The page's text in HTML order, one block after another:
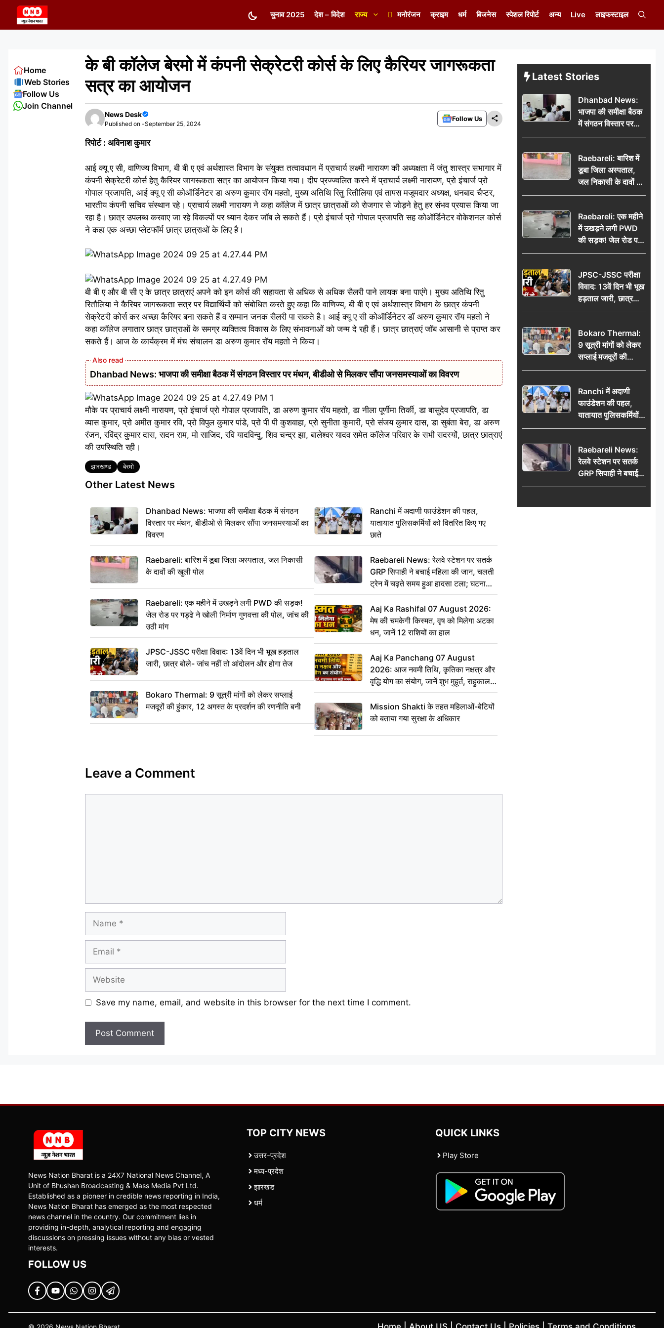
content
चुनाव 2025 देश – विदेश राज्य मनोरंजन क्राइम धर्म बिजनेस स्पेशल रिपोर्ट अन्य Live लाइफस्टाइल
के बी कॉलेज बेरमो में कंपनी सेक्रेटरी कोर्स के लिए कैरियर जागरूकता
सत्र का आयोजन
News Desk
Published on -September 25, 2024
Follow Us
रिपोर्ट : अविनाश कुमार
आई क्यू ए सी, वाणिज्य विभाग, बी बी ए एवं अर्थशास्त विभाग के संयुक्त तत्वावधान में प्राचार्य लक्ष्मी नारायण की अध्यक्षता में जंतु शास्त्र सभागार में
कंपनी सेक्रेटरी कोर्स हेतु कैरियर जागरूकता सत्र का आयोजन किया गया। दीप प्रज्ज्वलित करने में प्राचार्य लक्ष्मी नारायण, प्रो इंचार्ज प्रो
गोपाल प्रजापति, आई क्यू ए सी कोऑर्डिनेटर डा अरुण कुमार रॉय महतो, मुख्य अतिथि रितु रितौलिया एवं तापस मजूमदार अध्यक्ष, धनबाद चैप्टर,
भारतीय कंपनी सचिव संस्थान रहे। प्राचार्य लक्ष्मी नारायण ने कहा कॉलेज में छात्र छात्राओं को रोजगार से जोड़ने हेतु हर संभव प्रयास किया जा
रहा है। छात्र उपलब्ध करवाए जा रहे विकल्पों पर ध्यान देकर जॉब ले सकते हैं। प्रो इंचार्ज प्रो गोपाल प्रजापति सह कोऑर्डिनेटर वोकेशनल कोर्स
ने कहा एक अच्छा प्लेटफॉर्म छात्र छात्राओं के लिए है।
बी बी ए और बी सी ए के छात्र छात्राएं अपने को इन कोर्स की सहायता से अधिक से अधिक सैलरी पाने लायक बना पाएंगे। मुख्य अतिथि रितु
रितौलिया ने कैरियर जागरूकता सत्र पर विद्यार्थियों को संबोधित करते हुए कहा कि वाणिज्य, बी बी ए एवं अर्थशास्त्र विभाग के छात्र कंपनी
सेक्रेटरी कोर्स कर अच्छा कैरियर बना सकते हैं व सम्मान जनक सैलरी पा सकते है। आई क्यू ए सी कोऑर्डिनेटर डॉ अरुण कुमार रॉय महतो ने
कहा कॉलेज लगातार छात्र छात्राओं के समग्र व्यक्तित्व विकास के लिए संभावनाओं को जन्म दे रही हैं। छात्र छात्राएं जॉब आसानी से प्राप्त कर
सकते हैं। आज के कार्यक्रम में मंच संचालन डा अरुण कुमार रॉय महतो ने किया।
Dhanbad News: भाजपा की समीक्षा बैठक में संगठन विस्तार पर मंथन, बीडीओ से मिलकर सौंपा जनसमस्याओं का विवरण
मौके पर प्राचार्य लक्ष्मी नारायण, प्रो इंचार्ज प्रो गोपाल प्रजापति, डा अरुण कुमार रॉय महतो, डा नीला पूर्णीमा तिर्की, डा बासुदेव प्रजापति, डा
व्यास कुमार, प्रो अमीत कुमार रवि, प्रो विपुल कुमार पांडे, प्रो पी पी कुशवाहा, प्रो सुनीता कुमारी, प्रो संजय कुमार दास, डा सुबंता बेरा, डा अरुण
रंजन, रविंद्र कुमार दास, सदन राम, मो साजिद, रवि यादविन्दु, शिव चन्द्र झा, बालेश्वर यादव समेत कॉलेज परिवार के सभी सदस्यों, छात्र छात्राएं
की उपस्थिति रही।
Tags
झारखण्ड बेरमो
Other Latest News
Dhanbad News: भाजपा की समीक्षा बैठक में संगठन
विस्तार पर मंथन, बीडीओ से मिलकर सौंपा जनसमस्याओं का
विवरण
Raebareli: बारिश में डूबा जिला अस्पताल, जल निकासी
के दावों की खुली पोल
Raebareli: एक महीने में उखड़ने लगी PWD की सड़क!
जेल रोड पर गड्ढे ने खोली निर्माण गुणवत्ता की पोल, जांच की
उठी मांग
JPSC-JSSC परीक्षा विवाद: 13वें दिन भी भूख हड़ताल
जारी, छात्र बोले- जांच नहीं तो आंदोलन और होगा तेज
Bokaro Thermal: 9 सूत्री मांगों को लेकर सप्लाई
मजदूरों की हुंकार, 12 अगस्त के प्रदर्शन की रणनीति बनी
Ranchi में अदाणी फाउंडेशन की पहल,
यातायात पुलिसकर्मियों को वितरित किए गए
छाते
Raebareli News: रेलवे स्टेशन पर सतर्क
GRP सिपाही ने बचाई महिला की जान, चलती
ट्रेन में चढ़ते समय हुआ हादसा टला; घटना
CCTV में कैद
Aaj Ka Rashifal 07 August 2026:
मेष की चमकेगी किस्मत, वृष को मिलेगा अटका
धन, जानें 12 राशियों का हाल
Aaj Ka Panchang 07 August
2026: आज नवमी तिथि, कृतिका नक्षत्र और
वृद्धि योग का संयोग, जानें शुभ मुहूर्त, राहुकाल
का सही समय
Mission Shakti के तहत महिलाओं-बेटियों
को बताया गया सुरक्षा के अधिकार
Leave a Comment
Name
Email
Website
Save my name, email, and website in this browser for the next time I comment.
Home
Web Stories
Follow Us
Join Channel
Latest Stories
Dhanbad News:
भाजपा की समीक्षा बैठक
में संगठन विस्तार पर
मंथन, बीडीओ से
जनसमस्याओं का विवरण
Raebareli: बारिश में
डूबा जिला अस्पताल,
जल निकासी के दावों की
खुली पोल
Raebareli: एक महीने
में उखड़ने लगी PWD
की सड़क! जेल रोड पर
गड्ढे ने खोली निर्माण
की उठी मांग
JPSC-JSSC परीक्षा
विवाद: 13वें दिन भी भूख
हड़ताल जारी, छात्र
बोले- जांच नहीं तो
Bokaro Thermal:
9 सूत्री मांगों को लेकर
सप्लाई मजदूरों की
हुंकार, 12 अगस्त के
Ranchi में अदाणी
फाउंडेशन की पहल,
यातायात पुलिसकर्मियों
को वितरित किए गए छाते
Raebareli News:
रेलवे स्टेशन पर सतर्क
GRP सिपाही ने बचाई
महिला की जान, चलती
हादसा टला; घटना
News Nation Bharat is a 24X7 National News Channel, A
Unit of Bhushan Broadcasting & Mass Media Pvt Ltd.
Established as a pioneer in credible news reporting in India,
News Nation Bharat has emerged as the most respected
news channel in the country. Our commitment lies in
providing in-depth, analytical reporting and engaging
discussions on pressing issues without any bias or vested
interests.
FOLLOW US
TOP CITY NEWS
उत्तर-प्रदेश
मध्य-प्रदेश
झारखंड
धर्म
QUICK LINKS
Play Store